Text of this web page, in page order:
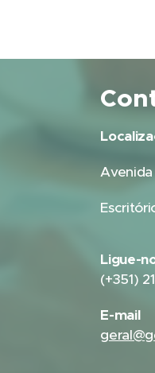
Avenida
Ligue-
(+351)
E-mail